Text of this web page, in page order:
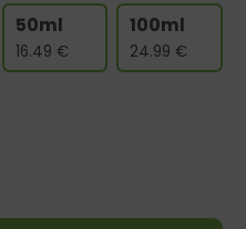
50ml
16.49 €
100ml
24.99 €